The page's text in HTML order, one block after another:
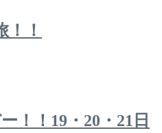
！！
！！19・20・21日